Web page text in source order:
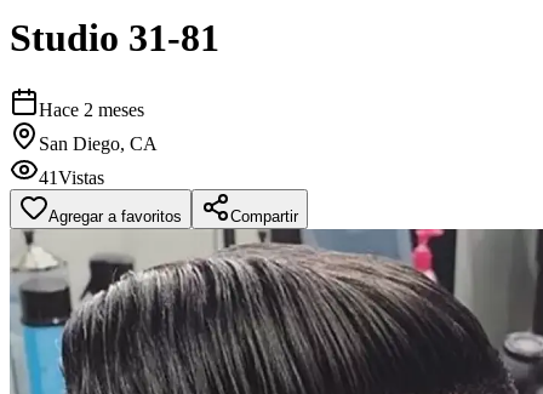
Studio 31-81
Hace 2 meses
San Diego, CA
41Vistas
Agregar a favoritos Compartir